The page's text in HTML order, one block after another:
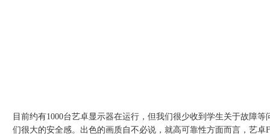
目前约有1000台艺卓显示器在运行，但我们很少收到学生关于故障
们很大的安全感。出色的画质自不必说，就高可靠性方面而言，艺卓